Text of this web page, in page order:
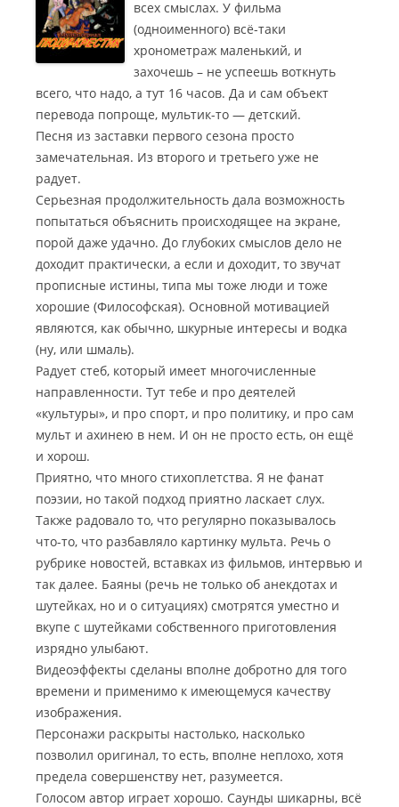
всех смыслах. У фильма
(одноименного) всё-таки
хронометраж маленький, и
захочешь – не успеешь воткнуть
всего, что надо, а тут 16 часов. Да и сам объект
перевода попроще, мультик-то — детский.
Песня из заставки первого сезона просто
замечательная. Из второго и третьего уже не
радует.
Серьезная продолжительность дала возможность
попытаться объяснить происходящее на экране,
порой даже удачно. До глубоких смыслов дело не
доходит практически, а если и доходит, то звучат
прописные истины, типа мы тоже люди и тоже
хорошие (Философская). Основной мотивацией
являются, как обычно, шкурные интересы и водка
(ну, или шмаль).
Радует стеб, который имеет многочисленные
направленности. Тут тебе и про деятелей
«культуры», и про спорт, и про политику, и про сам
мульт и ахинею в нем. И он не просто есть, он ещё
и хорош.
Приятно, что много стихоплетства. Я не фанат
поэзии, но такой подход приятно ласкает слух.
Также радовало то, что регулярно показывалось
что-то, что разбавляло картинку мульта. Речь о
рубрике новостей, вставках из фильмов, интервью и
так далее. Баяны (речь не только об анекдотах и
шутейках, но и о ситуациях) смотрятся уместно и
вкупе с шутейками собственного приготовления
изрядно улыбают.
Видеоэффекты сделаны вполне добротно для того
времени и применимо к имеющемуся качеству
изображения.
Персонажи раскрыты настолько, насколько
позволил оригинал, то есть, вполне неплохо, хотя
предела совершенству нет, разумеется.
Голосом автор играет хорошо. Саунды шикарны, всё